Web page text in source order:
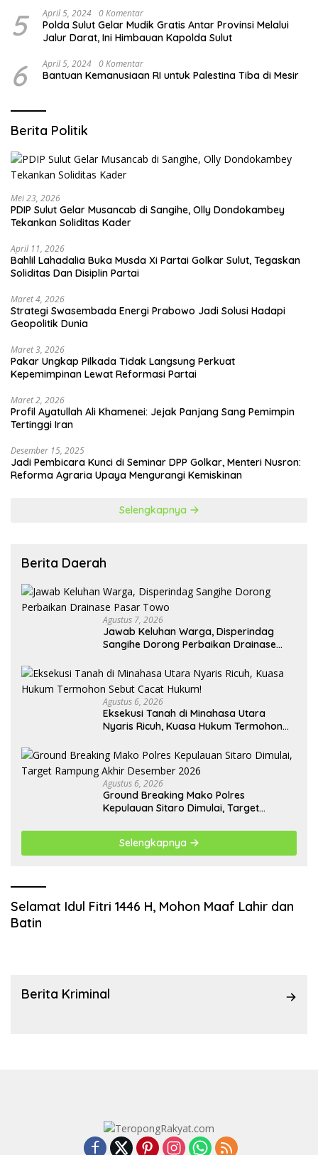
5 April 5, 2024 0 Komentar
Polda Sulut Gelar Mudik Gratis Antar Provinsi Melalui
Jalur Darat, Ini Himbauan Kapolda Sulut
6 April 5, 2024 0 Komentar
Bantuan Kemanusiaan RI untuk Palestina Tiba di Mesir
Berita Politik
Mei 23, 2026
PDIP Sulut Gelar Musancab di Sangihe, Olly Dondokambey
Tekankan Soliditas Kader
April 11, 2026
Bahlil Lahadalia Buka Musda Xi Partai Golkar Sulut, Tegaskan
Soliditas Dan Disiplin Partai
Maret 4, 2026
Strategi Swasembada Energi Prabowo Jadi Solusi Hadapi
Geopolitik Dunia
Maret 3, 2026
Pakar Ungkap Pilkada Tidak Langsung Perkuat
Kepemimpinan Lewat Reformasi Partai
Maret 2, 2026
Profil Ayatullah Ali Khamenei: Jejak Panjang Sang Pemimpin
Tertinggi Iran
Desember 15, 2025
Jadi Pembicara Kunci di Seminar DPP Golkar, Menteri Nusron:
Reforma Agraria Upaya Mengurangi Kemiskinan
Selengkapnya
Berita Daerah
Agustus 7, 2026
Jawab Keluhan Warga, Disperindag
Sangihe Dorong Perbaikan Drainase
Agustus 6, 2026
Eksekusi Tanah di Minahasa Utara
Nyaris Ricuh, Kuasa Hukum Termohon
Agustus 6, 2026
Ground Breaking Mako Polres
Kepulauan Sitaro Dimulai, Target
Selengkapnya
Selamat Idul Fitri 1446 H, Mohon Maaf Lahir dan
Batin
Berita Kriminal